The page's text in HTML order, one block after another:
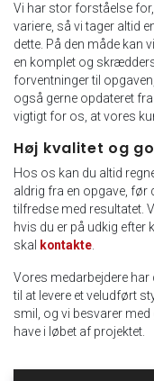
Vi har stor forståelse
variere, så vi tager altid
dette. På den måde kan
en komplet og
forventninger til
også gerne opdateret
vigtigt for os, at vores
Høj kvalitet og
Hos os kan du altid
aldrig fra en opgave, før
tilfredse med resultatet.
hvis du er på udkig efter
skal
kontakte
Vores medarbejdere har
til at levere et veludført
smil, og vi besvarer
have i løbet af projektet.